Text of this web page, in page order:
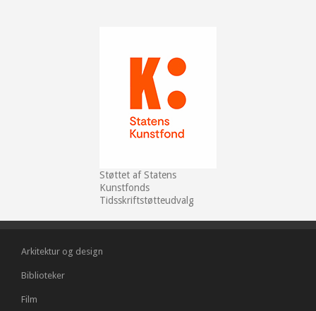
Støttet af Statens
Kunstfonds
Tidsskriftstøtteudvalg
Arkitektur og design
Biblioteker
Film